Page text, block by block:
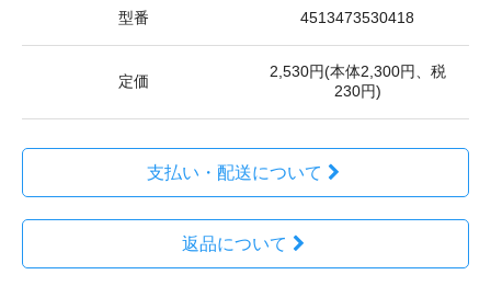
型番 4513473530418
定価
2,530円(本体2,300円、税
230円)
支払い・配送について
返品について